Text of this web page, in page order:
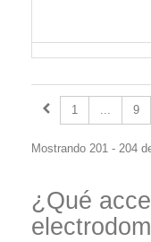
1 ... 9
Mostrando 201 - 204
¿Qué